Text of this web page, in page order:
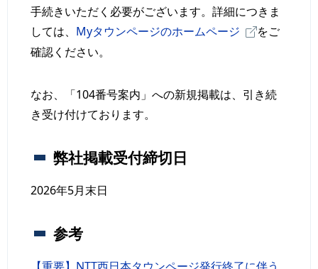
手続きいただく必要がございます。詳細につきま
しては、 Myタウンページのホームページ
をご
確認ください。
なお、「104番号案内」への新規掲載は、引き続
き受け付けております。
弊社掲載受付締切日
2026年5月末日
参考